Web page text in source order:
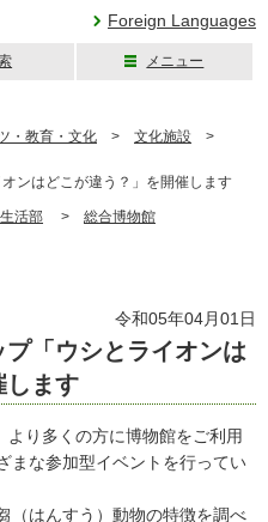
Foreign Languages
メニュー
・教育・文化 > 文化施設 >
ンはどこが違う？」を開催します
活部 > 総合博物館
令和05年04月01日
「ウシとライオンは
します
り多くの方に博物館をご利用
まな参加型イベントを行ってい
はんすう）動物の特徴を調べ